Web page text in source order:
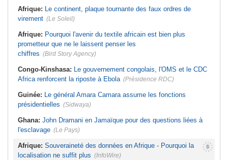
France la restitution du crâne de
Bokar Biro et de trois de ses
proches
Afrique: Le continent, plaque tournante des faux ordres de
virement (Le Soleil)
Afrique: Pourquoi l'avenir du textile africain est bien plus
prometteur que ne le laissent penser les
chiffres (Bird Story Agency)
Congo-Kinshasa: Le gouvernement congolais, l'OMS et le CDC
Africa renforcent la riposte à Ebola (Présidence RDC)
Guinée: Le général Amara Camara assume les fonctions
présidentielles (Sidwaya)
Ghana: John Dramani en Jamaïque pour des questions liées à
l'esclavage (Le Pays)
Afrique: Souveraineté des données en Afrique - Pourquoi la
localisation ne suffit plus (InfoWire)